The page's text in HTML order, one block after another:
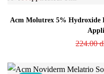
Acm Molutrex 5% Hydroxide
224.00